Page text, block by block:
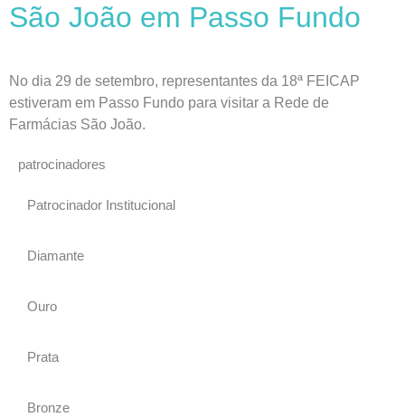
São João em Passo Fundo
No dia 29 de setembro, representantes da 18ª FEICAP
estiveram em Passo Fundo para visitar a Rede de
Farmácias São João.
patrocinadores
Patrocinador Institucional
Diamante
Ouro
Prata
Bronze